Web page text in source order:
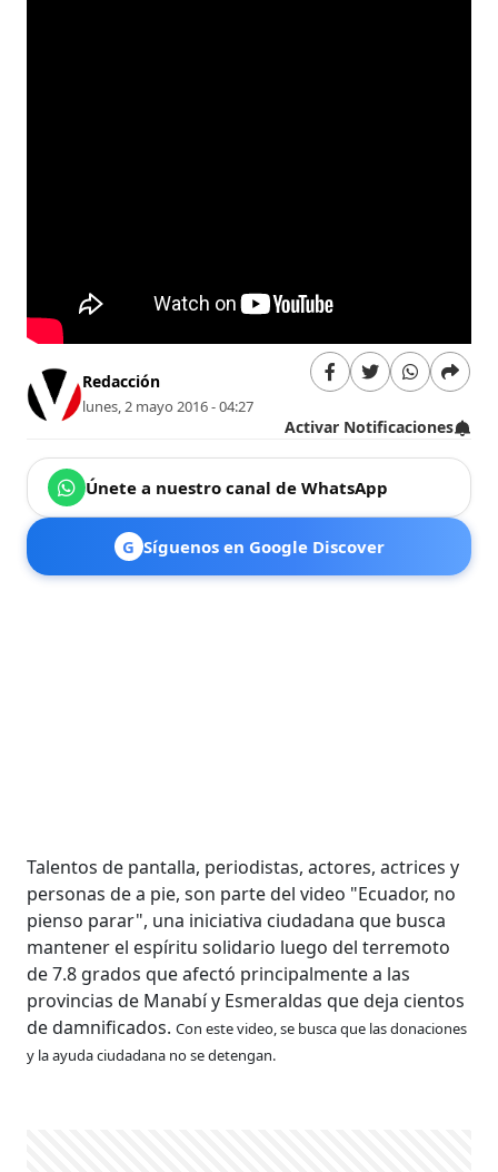
Redacción
lunes, 2 mayo 2016 - 04:27
Activar Notificaciones
Únete a nuestro canal de WhatsApp
G Síguenos en Google Discover
Talentos de pantalla, periodistas, actores, actrices y
personas de a pie, son parte del video "Ecuador, no
pienso parar", una iniciativa ciudadana que busca
mantener el espíritu solidario luego del terremoto
de 7.8 grados que afectó principalmente a las
provincias de Manabí y Esmeraldas que deja cientos
de damnificados.Con este video, se busca que las donaciones
y la ayuda ciudadana no se detengan.